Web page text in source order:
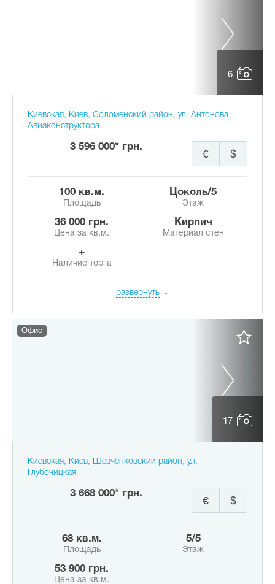
6
Киевская, Киев, Соломенский район, ул. Антонова
Авиаконструктора
3 596 000* грн.
$
€
100 кв.м.
Площадь
цоколь/5
Этаж
36 000 грн.
Цена за кв.м.
Кирпич
Материал стен
+
Наличие торга
развернуть
17
Офис
Киевская, Киев, Шевченковский район, ул.
Глубочицкая
3 668 000* грн.
$
€
68 кв.м.
Площадь
5/5
Этаж
53 900 грн.
Цена за кв.м.